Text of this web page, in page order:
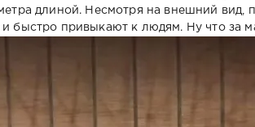
длиной. Несмотря на внешний вид,
быстро привыкают к людям. Ну что за